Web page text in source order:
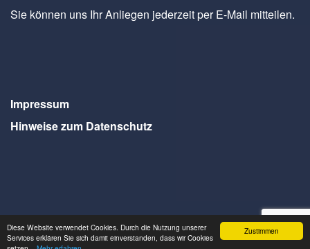
Zustimmen
Diese Website verwendet Cookies. Durch die Nutzung unserer
Services erklären Sie sich damit einverstanden, dass wir Cookies
Sie können uns Ihr Anliegen jederzeit per E-Mail mitteilen.
Impressum
Hinweise zum Datenschutz
Webdesign Seventum